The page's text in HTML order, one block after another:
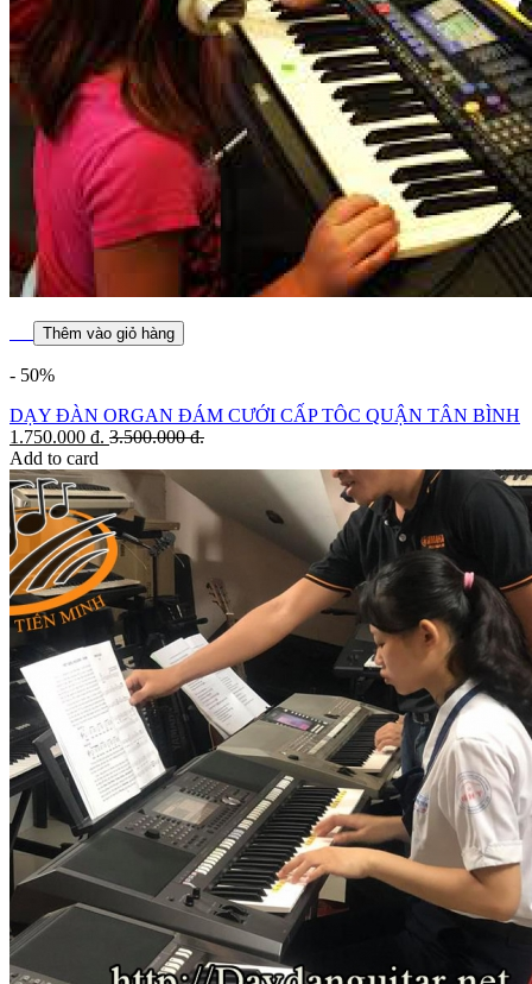
Thêm vào giỏ hàng
- 50%
DẠY ĐÀN ORGAN ĐÁM CƯỚI CẤP TÔC QUẬN TÂN BÌNH
1.750.000 đ. 3.500.000đ.
Add to card